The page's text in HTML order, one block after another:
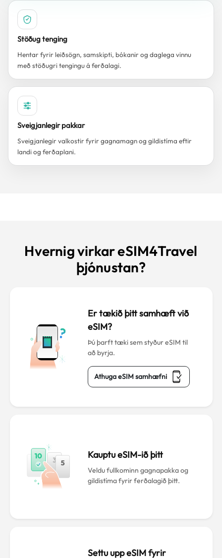
Stöðug tenging
Hentar fyrir leiðsögn, samskipti, bókanir og daglega vinnu
með stöðugri tengingu á ferðalagi.
Sveigjanlegir pakkar
Sveigjanlegir valkostir fyrir gagnamagn og gildistíma eftir
landi og ferðaplani.
Hvernig virkar eSIM4Travel
þjónustan?
Er tækið þitt samhæft við
eSIM?
Þú þarft tæki sem styður eSIM til
að byrja.
Athuga eSIM samhæfni
Kauptu eSIM-ið þitt
Veldu fullkominn gagnapakka og
gildistíma fyrir ferðalagið þitt.
Settu upp eSIM fyrir